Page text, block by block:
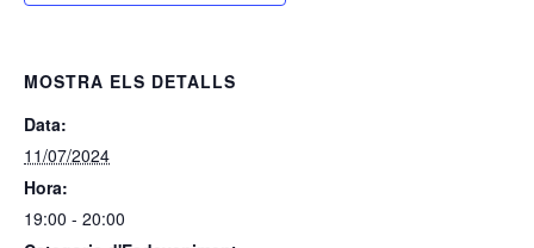
MOSTRA ELS DETALLS
Data:
11/07/2024
Hora:
19:00 - 20:00